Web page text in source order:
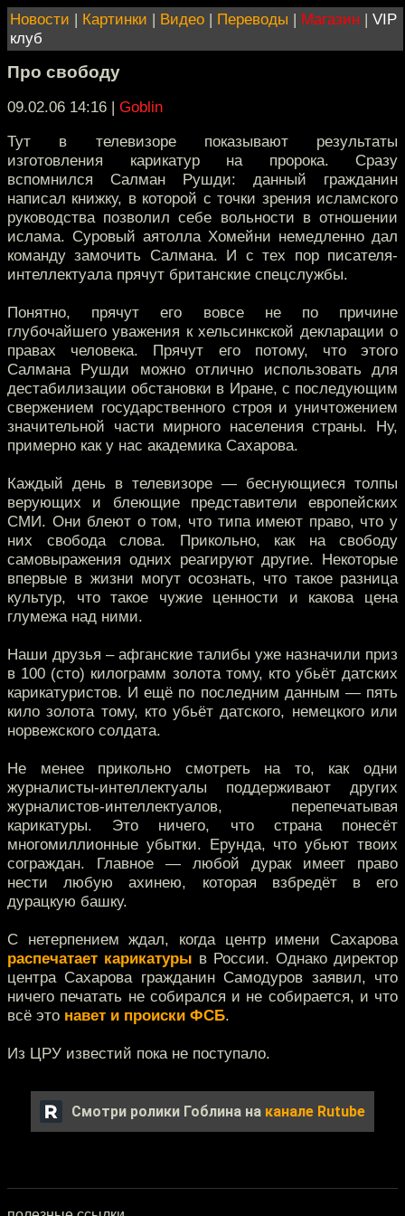
Новости | Картинки | Видео | Переводы | Магазин | VIP
клуб
Про свободу
09.02.06 14:16 | Goblin
Тут в телевизоре показывают результаты
изготовления карикатур на пророка. Сразу
вспомнился Салман Рушди: данный гражданин
написал книжку, в которой с точки зрения исламского
руководства позволил себе вольности в отношении
ислама. Суровый аятолла Хомейни немедленно дал
команду замочить Салмана. И с тех пор писателя-
интеллектуала прячут британские спецслужбы.
Понятно, прячут его вовсе не по причине
глубочайшего уважения к хельсинкской декларации о
правах человека. Прячут его потому, что этого
Салмана Рушди можно отлично использовать для
дестабилизации обстановки в Иране, с последующим
свержением государственного строя и уничтожением
значительной части мирного населения страны. Ну,
примерно как у нас академика Сахарова.
Каждый день в телевизоре — беснующиеся толпы
верующих и блеющие представители европейских
СМИ. Они блеют о том, что типа имеют право, что у
них свобода слова. Прикольно, как на свободу
самовыражения одних реагируют другие. Некоторые
впервые в жизни могут осознать, что такое разница
культур, что такое чужие ценности и какова цена
глумежа над ними.
Наши друзья – афганские талибы уже назначили приз
в 100 (сто) килограмм золота тому, кто убьёт датских
карикатуристов. И ещё по последним данным — пять
кило золота тому, кто убьёт датского, немецкого или
норвежского солдата.
Не менее прикольно смотреть на то, как одни
журналисты-интеллектуалы поддерживают других
журналистов-интеллектуалов, перепечатывая
карикатуры. Это ничего, что страна понесёт
многомиллионные убытки. Ерунда, что убьют твоих
сограждан. Главное — любой дурак имеет право
нести любую ахинею, которая взбредёт в его
дурацкую башку.
С нетерпением ждал, когда центр имени Сахарова
распечатает карикатуры в России. Однако директор
центра Сахарова гражданин Самодуров заявил, что
ничего печатать не собирался и не собирается, и что
всё это навет и происки ФСБ.
Из ЦРУ известий пока не поступало.
Смотри ролики Гоблина на канале Rutube